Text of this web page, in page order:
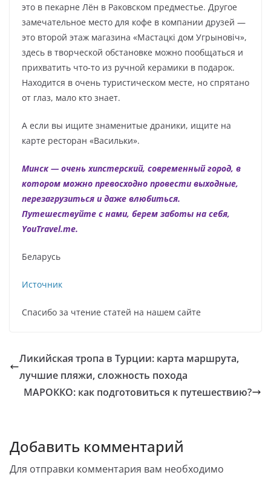
это в пекарне Лён в Раковском предместье. Другое
замечательное место для кофе в компании друзей —
это второй этаж магазина «Мастацкі дом Угрыновіч»,
здесь в творческой обстановке можно пообщаться и
прихватить что-то из ручной керамики в подарок.
Находится в очень туристическом месте, но спрятано
от глаз, мало кто знает.
А если вы ищите знаменитые драники, ищите на
карте ресторан «Васильки».
Минск — очень хипстерский, современный город, в
котором можно превосходно провести выходные,
перезагрузиться и даже влюбиться.
Путешествуйте с нами, берем заботы на себя,
YouTravel.me.
Беларусь
Источник
Спасибо за чтение статей на нашем сайте
Ликийская тропа в Турции: карта маршрута,
лучшие пляжи, сложность похода
МАРОККО: как подготовиться к путешествию?
Добавить комментарий
Для отправки комментария вам необходимо